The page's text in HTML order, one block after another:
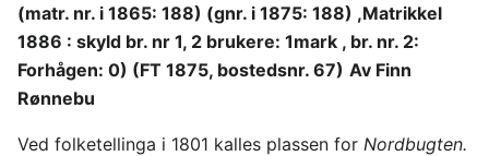
(matr. nr. i 1865: 188) (gnr. i 1875: 188) ,Matrikkel
1886 : skyld br. nr 1, 2 brukere: 1mark , br. nr. 2:
Forhågen: 0) (FT 1875, bostedsnr. 67) Av Finn
Rønnebu
Ved folketellinga i 1801 kalles plassen for Nordbugten.